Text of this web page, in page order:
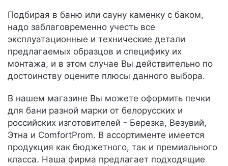
Подбирая в баню или сауну каменку с баком,
надо заблаговременно учесть все
эксплуатационные и технические детали
предлагаемых образцов и специфику их
монтажа, и в этом случае Вы действительно по
достоинству оцените плюсы данного выбора.
В нашем магазине Вы можете оформить печки
для бани разной марки от белорусских и
российских изготовителей - Березка, Везувий,
Этна и ComfortProm. В ассортименте имеется
продукция как бюджетного, так и премиального
класса. Наша фирма предлагает подходящие